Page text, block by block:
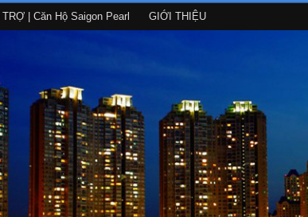
| Căn Hộ Saigon Pearl GIỚI THIỆU